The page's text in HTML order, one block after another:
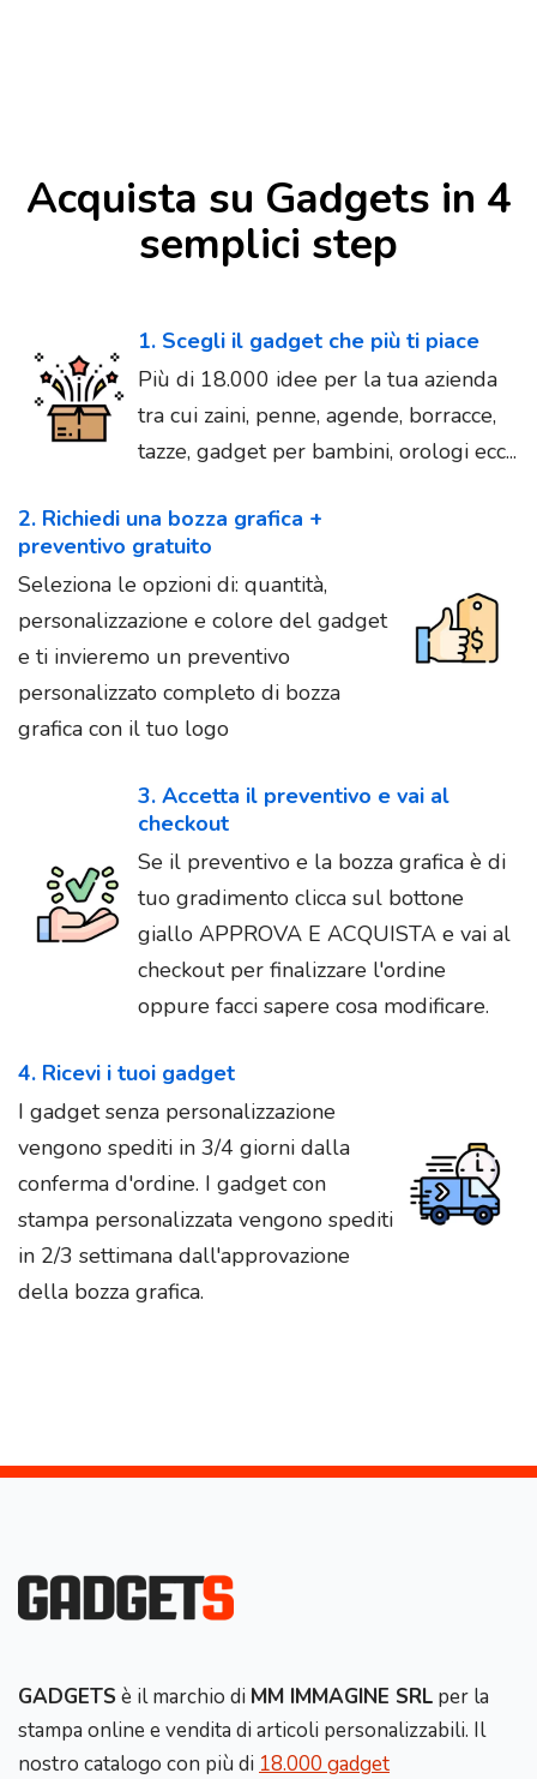
Acquista su Gadgets in 4
semplici step
1. Scegli il gadget che più ti piace
Più di 18.000 idee per la tua azienda
tra cui zaini, penne, agende, borracce,
tazze, gadget per bambini, orologi ecc...
2. Richiedi una bozza grafica +
preventivo gratuito
Seleziona le opzioni di: quantità,
personalizzazione e colore del gadget
e ti invieremo un preventivo
personalizzato completo di bozza
grafica con il tuo logo
3. Accetta il preventivo e vai al
checkout
Se il preventivo e la bozza grafica è di
tuo gradimento clicca sul bottone
giallo APPROVA E ACQUISTA e vai al
checkout per finalizzare l'ordine
oppure facci sapere cosa modificare.
4. Ricevi i tuoi gadget
I gadget senza personalizzazione
vengono spediti in 3/4 giorni dalla
conferma d'ordine. I gadget con
stampa personalizzata vengono spediti
in 2/3 settimana dall'approvazione
della bozza grafica.
GADGETS è il marchio di MM IMMAGINE SRL per la
stampa online e vendita di articoli personalizzabili. Il
nostro catalogo con più di 18.000 gadget